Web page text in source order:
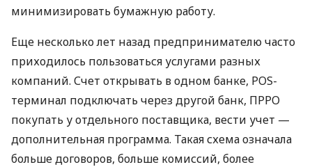
минимизировать бумажную работу.
Еще несколько лет назад предпринимателю часто
приходилось пользоваться услугами разных
компаний. Счет открывать в одном банке, POS-
терминал подключать через другой банк, ПРРО
покупать у отдельного поставщика, вести учет —
дополнительная программа. Такая схема означала
больше договоров, больше комиссий, более